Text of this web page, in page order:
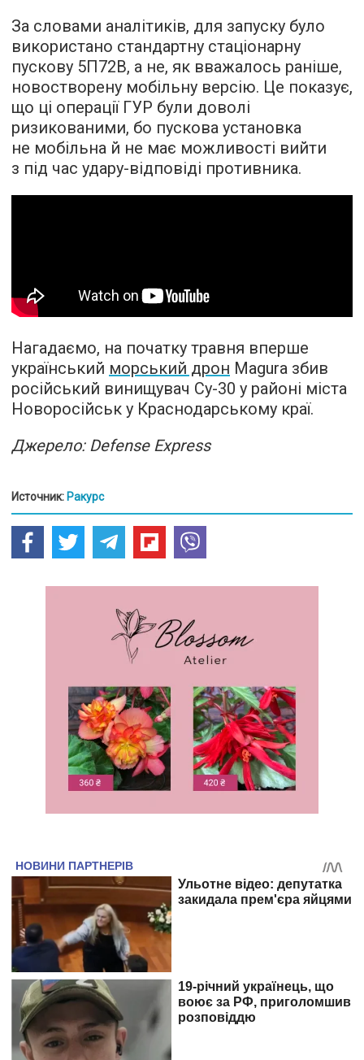
За словами аналітиків, для запуску було
використано стандартну стаціонарну
пускову 5П72В, а не, як вважалось раніше,
новостворену мобільну версію. Це показує,
що ці операції ГУР були доволі
ризикованими, бо пускова установка
не мобільна й не має можливості вийти
з під час удару-відповіді противника.
Нагадаємо, на початку травня вперше
український морський дрон Magura збив
російський винищувач Су-30 у районі міста
Новоросійськ у Краснодарському краї.
Джерело: Defense Express
Источник: Ракурс